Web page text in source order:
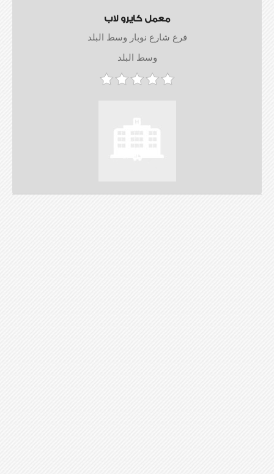
معمل كايرو لاب
فرع شارع نوبار وسط البلد
وسط البلد